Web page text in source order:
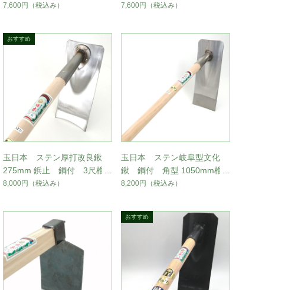
3.5尺ラミン柄＃1
7,600円 （税込み） 7,600円 （税込み）
玉日本 ステン厚打改良鍬
275mm 鋲止 鋼付 3尺椎
本掛柄付
8,000円 （税込み）
玉日本 ステン岐阜型文化
鍬 鋼付 角型 1050mm椎
コブ付丸柄
8,200円 （税込み）